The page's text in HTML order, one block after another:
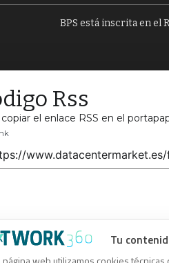
Tu
BPS está inscrita en el
Rss
copiar el enlace RSS en el